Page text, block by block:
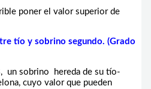
poner el valor superior de
tío y sobrino segundo. (Grado
un sobrino hereda de su tío-
cuyo valor que pueden